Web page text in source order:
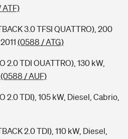
3.0 TFSI QUATTRO), 200
(0588 / ATG)
2.0 TDI OUATTRO), 130 kW,
(0588 / AUF)
2.0 TDI), 105 kW, Diesel, Cabrio,
2.0 TDI), 110 kW, Diesel,